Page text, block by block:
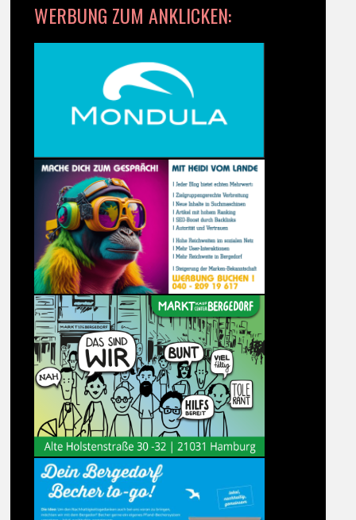
WERBUNG ZUM ANKLICKEN: